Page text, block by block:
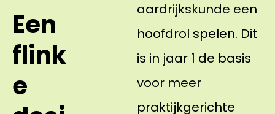
Een
flink
e
aardrijkskunde een
hoofdrol spelen. Dit
is in jaar 1 de basis
voor meer
praktijkgerichte